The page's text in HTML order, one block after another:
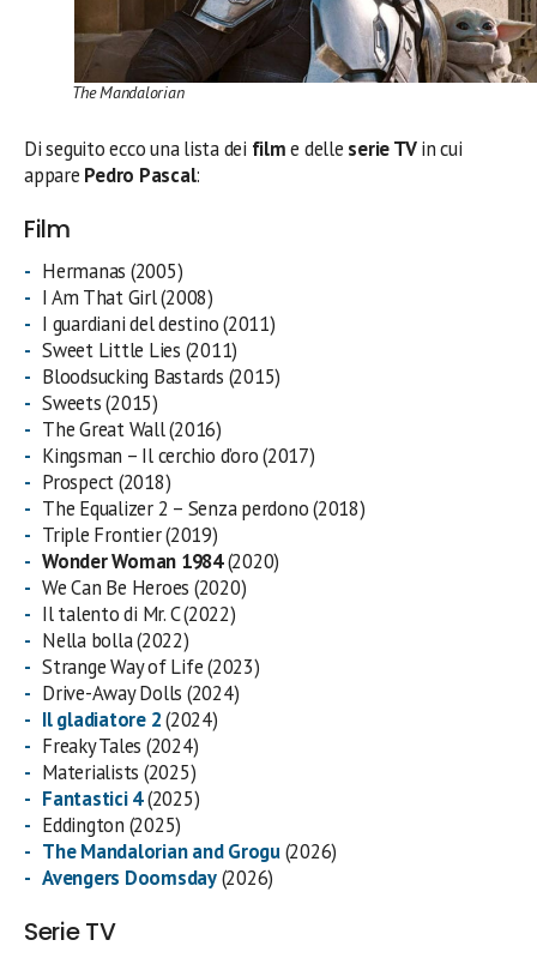
The Mandalorian
Di seguito ecco una lista dei filme delle serie TVin cui
appare Pedro Pascal:
Film
Hermanas (2005)
I Am That Girl (2008)
I guardiani del destino (2011)
Sweet Little Lies (2011)
Bloodsucking Bastards (2015)
Sweets (2015)
The Great Wall (2016)
Kingsman – Il cerchio d’oro (2017)
Prospect (2018)
The Equalizer 2 – Senza perdono (2018)
Triple Frontier (2019)
Wonder Woman 1984(2020)
We Can Be Heroes (2020)
Il talento di Mr. C (2022)
Nella bolla (2022)
Strange Way of Life (2023)
Drive-Away Dolls (2024)
Il gladiatore 2(2024)
Freaky Tales (2024)
Materialists (2025)
Fantastici 4(2025)
Eddington (2025)
The Mandalorian and Grogu(2026)
Avengers Doomsday(2026)
Serie TV